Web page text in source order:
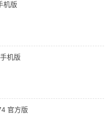
机版
机版
官方版